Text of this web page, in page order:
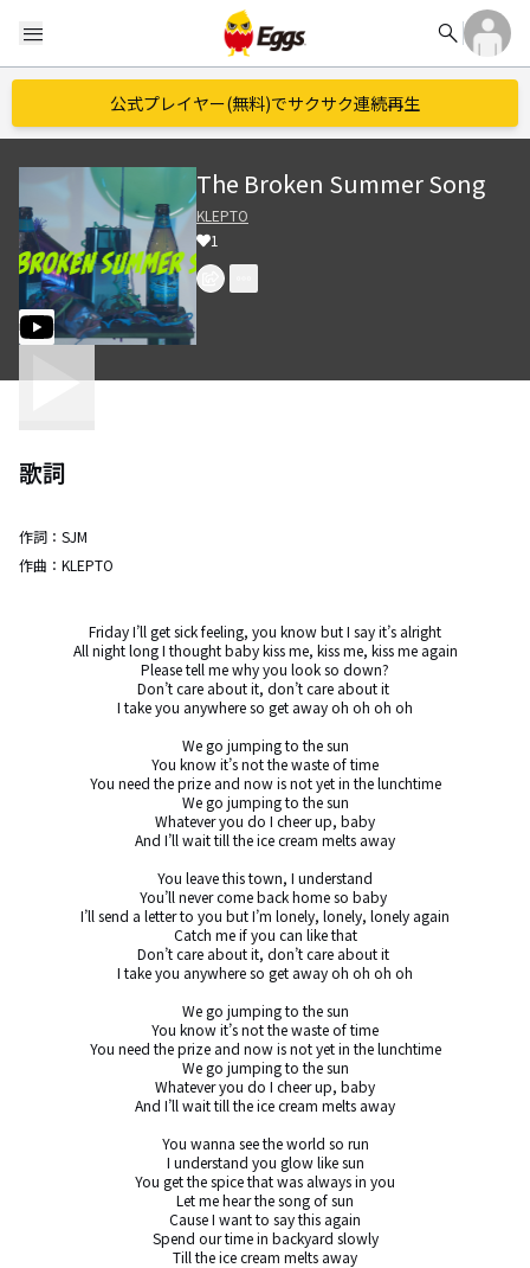
menu search
公式プレイヤー(無料)でサクサク連続再生
The Broken Summer Song
KLEPTO
1
歌詞
作詞： SJM
作曲： KLEPTO
Friday I’ll get sick feeling, you know but I say it’s alright
All night long I thought baby kiss me, kiss me, kiss me again
Please tell me why you look so down?
Don’t care about it, don’t care about it
I take you anywhere so get away oh oh oh oh
We go jumping to the sun
You know it’s not the waste of time
You need the prize and now is not yet in the lunchtime
We go jumping to the sun
Whatever you do I cheer up, baby
And I’ll wait till the ice cream melts away
You leave this town, I understand
You’ll never come back home so baby
I’ll send a letter to you but I’m lonely, lonely, lonely again
Catch me if you can like that
Don’t care about it, don’t care about it
I take you anywhere so get away oh oh oh oh
We go jumping to the sun
You know it’s not the waste of time
You need the prize and now is not yet in the lunchtime
We go jumping to the sun
Whatever you do I cheer up, baby
And I’ll wait till the ice cream melts away
You wanna see the world so run
I understand you glow like sun
You get the spice that was always in you
Let me hear the song of sun
Cause I want to say this again
Spend our time in backyard slowly
Till the ice cream melts away